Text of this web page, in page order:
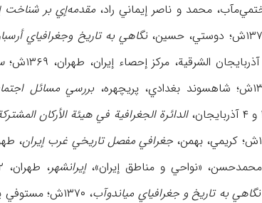
مقدمه‌إي بر شناخت
نگاهي به تاریخ وجغرافیاي
الشرقیة، مرکز إحصاء إیران، طهران، ۱۳۶۹ش؛
بررسي مسائل
الدائرة الجغرافیة في هیئة الأرکان
جغرافي مفصل تاریخي غرب إیران،
إیرانشهر، طهران، ۱۳۴۲ش/ ۱۹۶۳م، ج ۱؛ کیهان،مسعود،
نگاهي به تاریخ و جغرافیاي میاندوآب، ۱۳۷۰ش؛ مستوفي یزدي، محمد مفید،